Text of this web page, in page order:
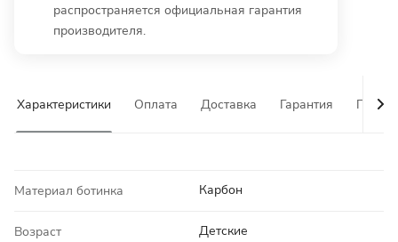
распространяется официальная гарантия
производителя.
Характеристики Оплата Доставка Гарантия
Материал ботинка Карбон
Возраст Детские